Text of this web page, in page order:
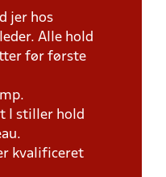
jer hos
Alle hold
før første
I stiller hold
kvalificeret